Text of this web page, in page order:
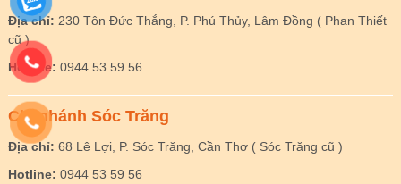
Địa chỉ: 230 Tôn Đức Thắng, P. Phú Thủy, Lâm Đồng ( Phan Thiết
cũ )
Hotline: 0944 53 59 56
Chi nhánh Sóc Trăng
Địa chỉ: 68 Lê Lợi, P. Sóc Trăng, Cần Thơ ( Sóc Trăng cũ )
Hotline: 0944 53 59 56